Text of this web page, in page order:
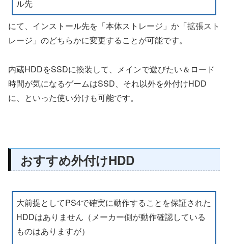
ル先
にて、インストール先を「本体ストレージ」か「拡張スト
レージ」のどちらかに変更することが可能です。
内蔵HDDをSSDに換装して、メインで遊びたい＆ロード
時間が気になるゲームはSSD、それ以外を外付けHDD
に、といった使い分けも可能です。
おすすめ外付けHDD
大前提としてPS4で確実に動作することを保証された
HDDはありません（メーカー側が動作確認している
ものはありますが）